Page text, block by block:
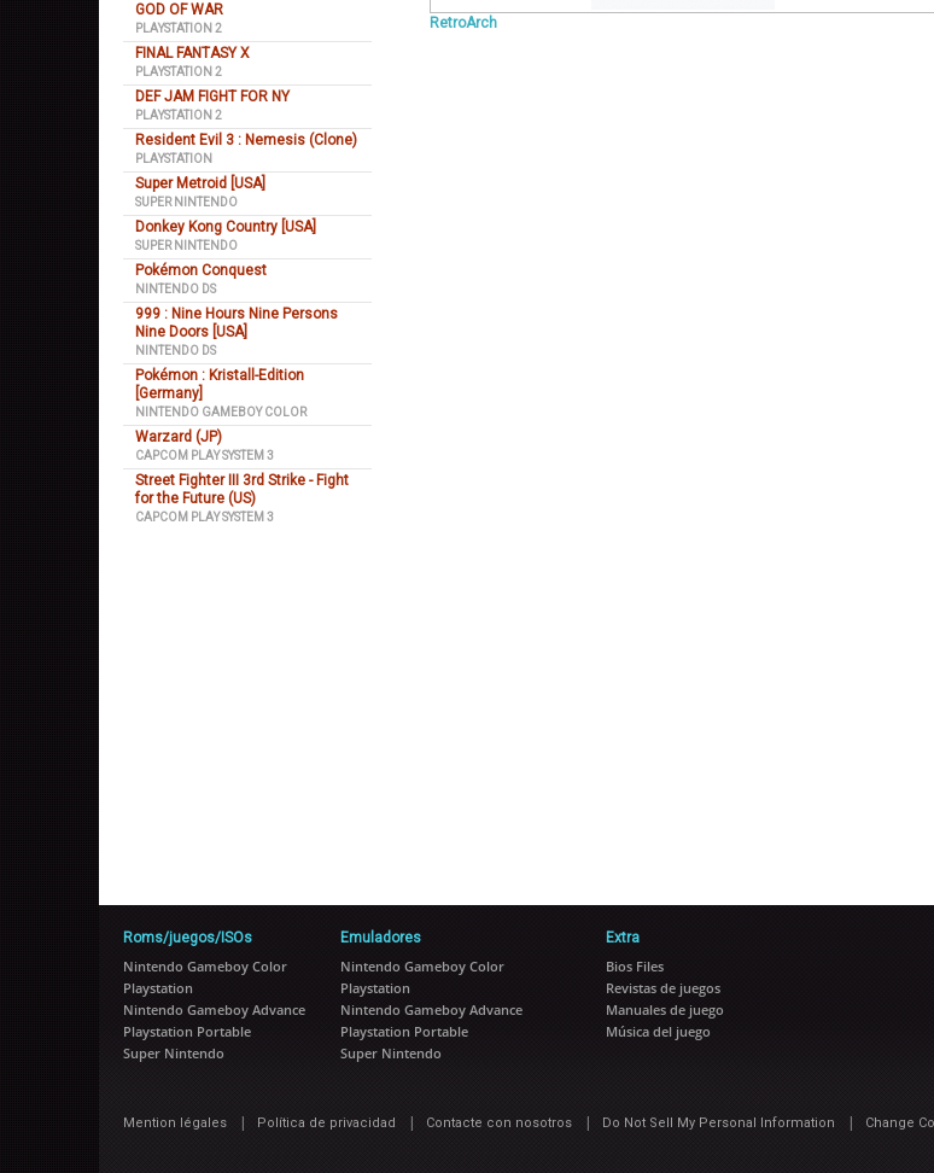
GOD OF WAR
PLAYSTATION 2
FINAL FANTASY X
PLAYSTATION 2
DEF JAM FIGHT FOR NY
PLAYSTATION 2
Resident Evil 3 : Nemesis (Clone)
PLAYSTATION
Super Metroid [USA]
SUPER NINTENDO
Donkey Kong Country [USA]
SUPER NINTENDO
Pokémon Conquest
NINTENDO DS
999 : Nine Hours Nine Persons
Nine Doors [USA]
NINTENDO DS
Pokémon : Kristall-Edition
[Germany]
NINTENDO GAMEBOY COLOR
Warzard (JP)
CAPCOM PLAY SYSTEM 3
Street Fighter III 3rd Strike - Fight
for the Future (US)
CAPCOM PLAY SYSTEM 3
RetroArch
Roms/juegos/ISOs
Nintendo Gameboy Color
Playstation
Nintendo Gameboy Advance
Playstation Portable
Super Nintendo
Emuladores
Nintendo Gameboy Color
Playstation
Nintendo Gameboy Advance
Playstation Portable
Super Nintendo
Extra
Bios Files
Revistas de juegos
Manuales de juego
Música del juego
Mention légales | Política de privacidad | Contacte con nosotros | Do Not Sell My Personal Information | Change